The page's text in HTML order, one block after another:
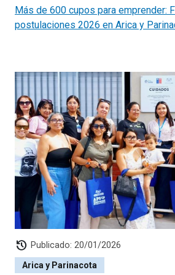
Más de 600 cupos para emprender:
postulaciones 2026 en Arica y
history Publicado: 20/01/2026
Arica y Parinacota